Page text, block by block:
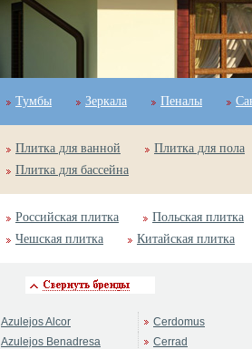
Тумбы Зеркала Пеналы
Плитка для ванной Плитка для пола
Плитка для бассейна
Российская плитка Польская плитка
Чешская плитка
Китайская плитка
Azulejos Alcor
Azulejos Benadresa
Cerdomus
Cerrad